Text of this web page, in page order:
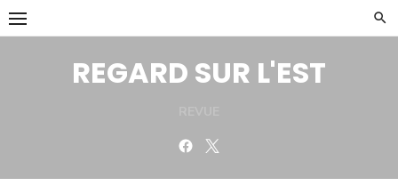
Skip
to
REGARD SUR L'EST
Facebook